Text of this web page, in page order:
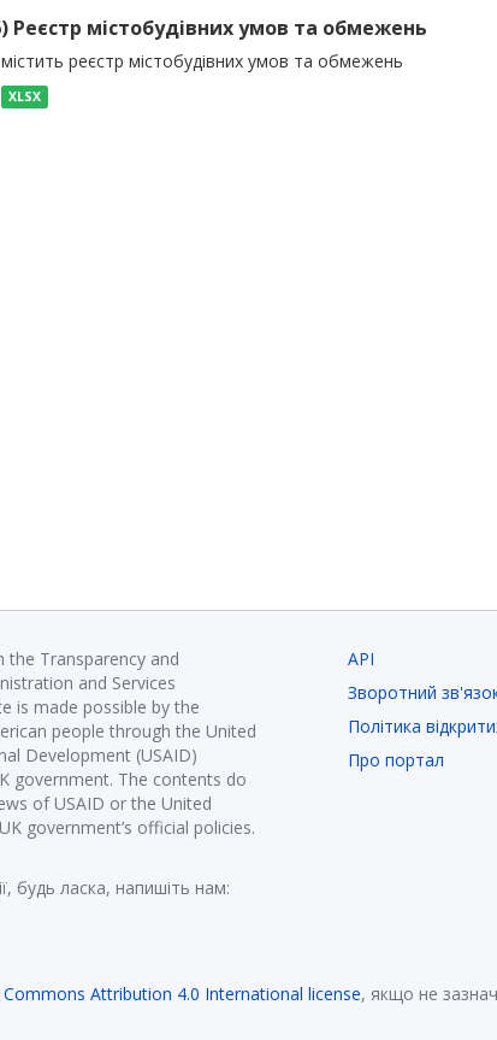
Реєстр містобудівних умов та обмежень
реєстр містобудівних умов та обмежень
XLSX
the Transparency and
and Services
is made possible by the
people through the United
Development (USAID)
government. The contents do
of USAID or the United
government’s official policies.
будь ласка, напишіть нам:
API
Зворотний
Політика
Про портал
Commons Attribution 4.0 International license, якщо не